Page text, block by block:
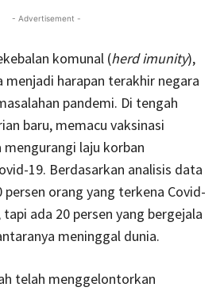
- Advertisement -
komunal (herd imunity),
menjadi harapan terakhir negara
pandemi. Di tengah
baru, memacu vaksinasi
laju korban
19. Berdasarkan analisis data
persen orang yang terkena Covid-
ada 20 persen yang bergejala
meninggal dunia.
telah menggelontorkan